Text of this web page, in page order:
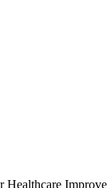
Healthcare